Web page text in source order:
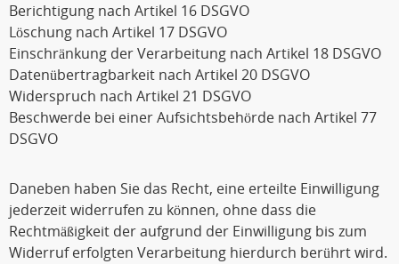
Berichtigung nach Artikel 16 DSGVO
Löschung nach Artikel 17 DSGVO
Einschränkung der Verarbeitung nach Artikel 18 DSGVO
Datenübertragbarkeit nach Artikel 20 DSGVO
Widerspruch nach Artikel 21 DSGVO
Beschwerde bei einer Aufsichtsbehörde nach Artikel 77
DSGVO
Daneben haben Sie das Recht, eine erteilte Einwilligung
jederzeit widerrufen zu können, ohne dass die
Rechtmäßigkeit der aufgrund der Einwilligung bis zum
Widerruf erfolgten Verarbeitung hierdurch berührt wird.